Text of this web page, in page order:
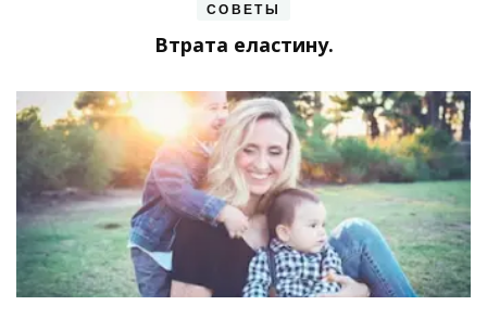
СОВЕТЫ
Втрата еластину.